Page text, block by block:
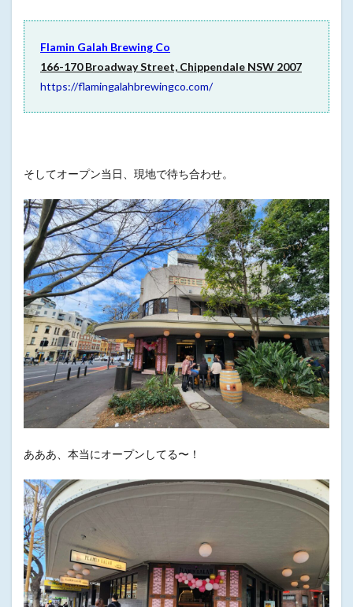
Flamin Galah Brewing Co
166-170 Broadway Street, Chippendale NSW 2007
https://flamingalahbrewingco.com/
そしてオープン当日、現地で待ち合わせ。
あああ、本当にオープンしてる〜！